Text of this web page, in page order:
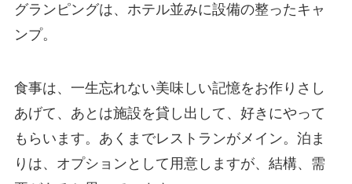
グランピングは、ホテル並みに設備の整ったキャ
ンプ。
食事は、一生忘れない美味しい記憶をお作りさし
あげて、あとは施設を貸し出して、好きにやって
もらいます。あくまでレストランがメイン。泊ま
りは、オプションとして用意しますが、結構、需